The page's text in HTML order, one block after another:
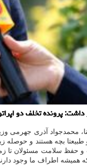
داشت: پرونده تخلف دو
محمدجواد آذری جهرمی
بچه هستند و حوصله
و حفظ سلامت مسئولان تا
اطراف ما وجود